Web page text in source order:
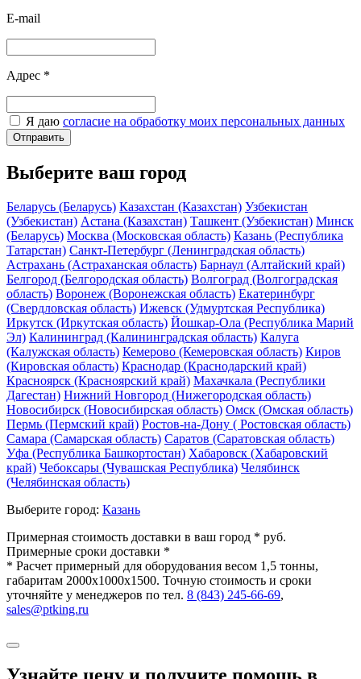
E-mail
Адрес *
Я даю согласие на обработку моих персональных данных
Отправить
Выберите ваш город
Беларусь (Беларусь) Казахстан (Казахстан) Узбекистан
(Узбекистан) Астана (Казахстан) Ташкент (Узбекистан) Минск
(Беларусь) Москва (Московская область) Казань (Республика
Татарстан) Санкт-Петербург (Ленинградская область)
Астрахань (Астраханская область) Барнаул (Алтайский край)
Белгород (Белгородская область) Волгоград (Волгоградская
область) Воронеж (Воронежская область) Екатеринбург
(Свердловская область) Ижевск (Удмуртская Республика)
Иркутск (Иркутская область) Йошкар-Ола (Республика Марий
Эл) Калининград (Калининградская область) Калуга
(Калужская область) Кемерово (Кемеровская область) Киров
(Кировская область) Краснодар (Краснодарский край)
Красноярск (Красноярский край) Махачкала (Республики
Дагестан) Нижний Новгород (Нижегородская область)
Новосибирск (Новосибирская область) Омск (Омская область)
Пермь (Пермский край) Ростов-на-Дону ( Ростовская область)
Самара (Самарская область) Саратов (Саратовская область)
Уфа (Республика Башкортостан) Хабаровск (Хабаровский
край) Чебоксары (Чувашская Республика) Челябинск
(Челябинская область)
Выберите город: Казань
Примерная стоимость доставки в ваш город * руб.
Примерные сроки доставки *
* Расчет примерный для оборудования весом 1,5 тонны,
габаритам 2000х1000х1500. Точную стоимость и сроки
уточняйте у менеджеров по тел. 8 (843) 245-66-69,
sales@ptking.ru
Узнайте цену и получите помощь в